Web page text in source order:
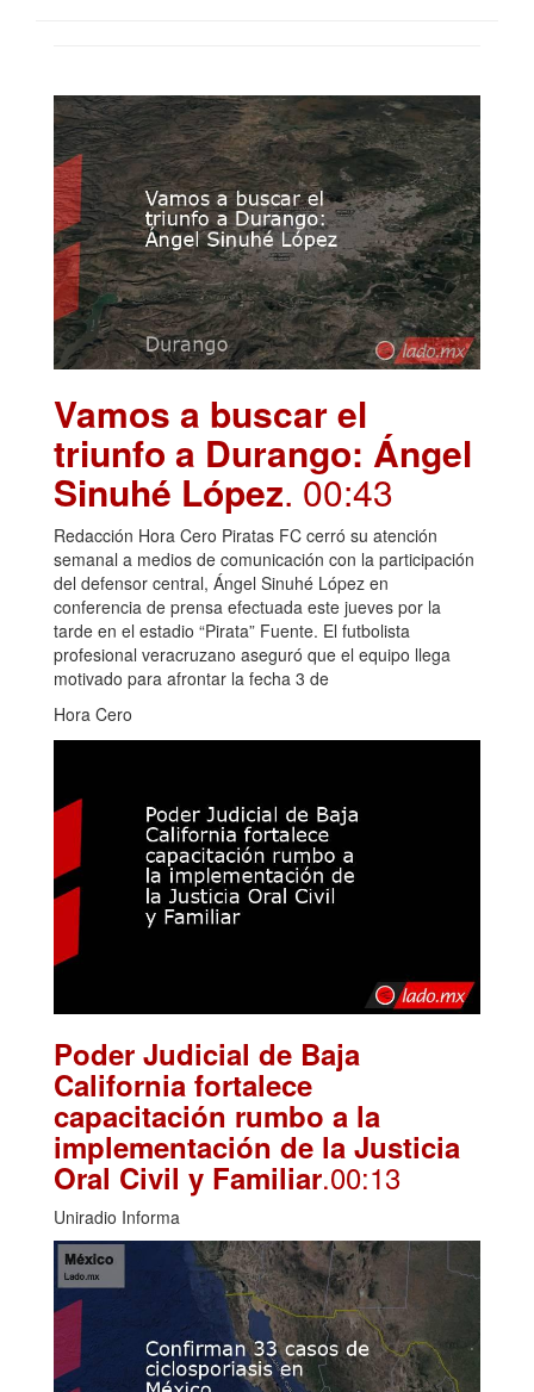
Vamos a buscar el
triunfo a Durango: Ángel
Sinuhé López. 00:43
Redacción Hora Cero Piratas FC cerró su atención
semanal a medios de comunicación con la participación
del defensor central, Ángel Sinuhé López en
conferencia de prensa efectuada este jueves por la
tarde en el estadio “Pirata” Fuente. El futbolista
profesional veracruzano aseguró que el equipo llega
motivado para afrontar la fecha 3 de
Hora Cero
Poder Judicial de Baja
California fortalece
capacitación rumbo a la
implementación de la Justicia
Oral Civil y Familiar.00:13
Uniradio Informa